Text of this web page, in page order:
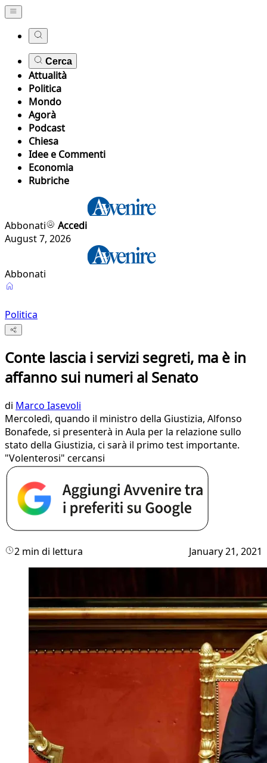
Cerca
Attualità
Politica
Mondo
Agorà
Podcast
Chiesa
Idee e Commenti
Economia
Rubriche
Abbonati
Accedi
August 7, 2026
Abbonati
Politica
Conte lascia i servizi segreti, ma è in
affanno sui numeri al Senato
di Marco Iasevoli
Mercoledì, quando il ministro della Giustizia, Alfonso
Bonafede, si presenterà in Aula per la relazione sullo
stato della Giustizia, ci sarà il primo test importante.
"Volenterosi" cercansi
2 min di lettura January 21, 2021